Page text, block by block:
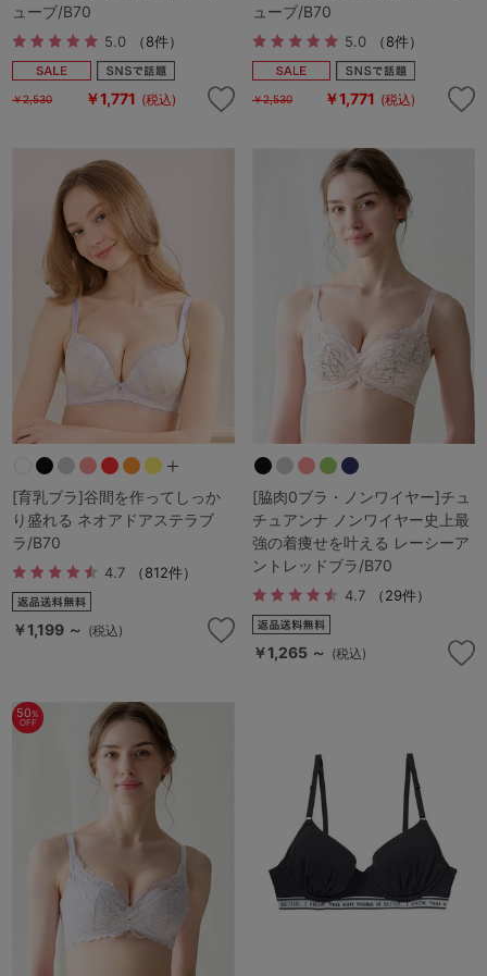
ューブ/B70
5.0 （8件）
￥2,530 ￥1,771 (税込)
ューブ/B70
5.0 （8件）
￥2,530 ￥1,771 (税込)
[育乳ブラ]谷間を作ってしっか
り盛れる ネオアドアステラブ
ラ/B70
4.7 （812件）
￥1,199 ～ (税込)
[脇肉0ブラ・ノンワイヤー]チュ
チュアンナ ノンワイヤー史上最
強の着痩せを叶える レーシーア
ントレッドブラ/B70
4.7 （29件）
￥1,265 ～ (税込)
50%
OFF